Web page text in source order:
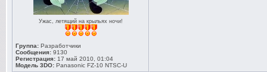
Ужас, летящий на крыльях ночи!
Группа: Разработчики
Сообщения: 9130
Регистрация: 17 май 2010, 01:04
Модель 3DO: Panasonic FZ-10 NTSC-U